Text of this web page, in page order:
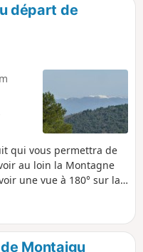
départ de
qui vous permettra de
au loin la Montagne
une vue à 180° sur la
Montaigu